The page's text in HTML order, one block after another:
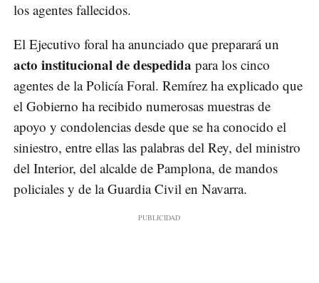
los agentes fallecidos.
El Ejecutivo foral ha anunciado que preparará un
acto institucional de despedida para los cinco
agentes de la Policía Foral. Remírez ha explicado que
el Gobierno ha recibido numerosas muestras de
apoyo y condolencias desde que se ha conocido el
siniestro, entre ellas las palabras del Rey, del ministro
del Interior, del alcalde de Pamplona, de mandos
policiales y de la Guardia Civil en Navarra.